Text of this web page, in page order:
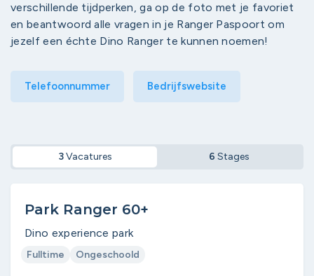
verschillende tijdperken, ga op de foto met je favoriet
en beantwoord alle vragen in je Ranger Paspoort om
jezelf een échte Dino Ranger te kunnen noemen!
Telefoonnummer Bedrijfswebsite
3Vacatures 6 Stages
Park Ranger 60+
Dino experience park
Fulltime Ongeschoold